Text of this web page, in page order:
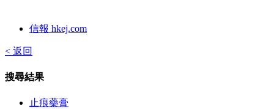
信報 hkej.com
< 返回
搜尋結果
止痕藥膏